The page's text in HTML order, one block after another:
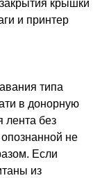
крышки
и принтер
типа
в донорную
лента без
не
Если
из